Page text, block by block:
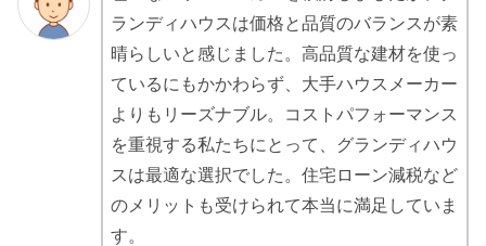
ランディハウスは価格と品質のバランスが素
晴らしいと感じました。高品質な建材を使っ
ているにもかかわらず、大手ハウスメーカー
よりもリーズナブル。コストパフォーマンス
を重視する私たちにとって、グランディハウ
スは最適な選択でした。住宅ローン減税など
のメリットも受けられて本当に満足していま
す。